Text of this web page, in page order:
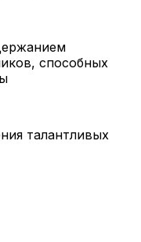
способных
талантливых